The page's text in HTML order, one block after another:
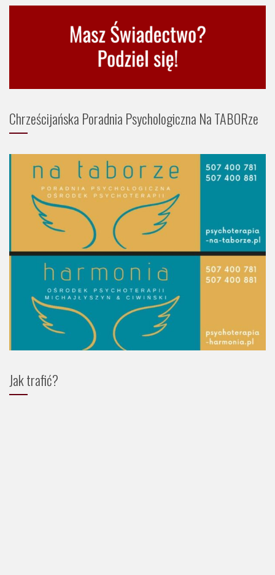
Chrześcijańska Poradnia Psychologiczna Na TABORze
Jak trafić?